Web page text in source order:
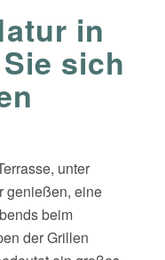
in
sich
unter
genießen, eine
beim
der Grillen